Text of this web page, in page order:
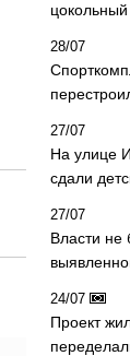
28/07
27/07
На улице
сдали
27/07
Власти не
24/07
Проект